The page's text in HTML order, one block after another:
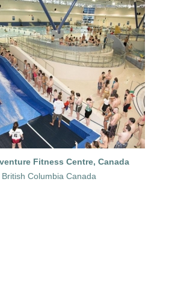
Fitness Centre, Canada
British Columbia Canada